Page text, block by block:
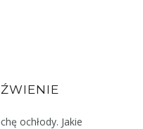
ochłody. Jakie